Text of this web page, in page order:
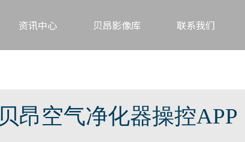
资讯中心 贝昂影像库 联系我们
贝昂空气净化器操控APP